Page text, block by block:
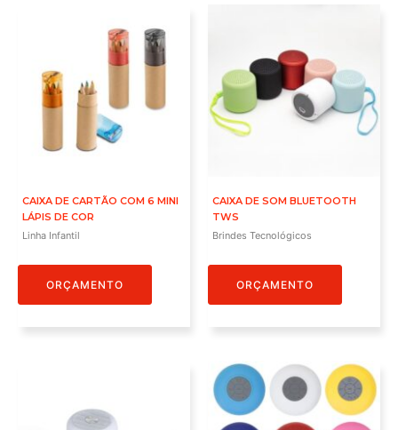
CAIXA DE CARTÃO COM 6 MINI
LÁPIS DE COR
Linha Infantil
ORÇAMENTO
CAIXA DE SOM BLUETOOTH
TWS
Brindes Tecnológicos
ORÇAMENTO